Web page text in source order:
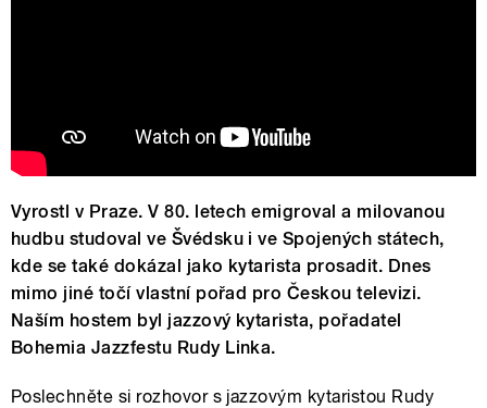
Vyrostl v Praze. V 80. letech emigroval a milovanou
hudbu studoval ve Švédsku i ve Spojených státech,
kde se také dokázal jako kytarista prosadit. Dnes
mimo jiné točí vlastní pořad pro Českou televizi.
Naším hostem byl jazzový kytarista, pořadatel
Bohemia Jazzfestu Rudy Linka.
Poslechněte si rozhovor s jazzovým kytaristou Rudy